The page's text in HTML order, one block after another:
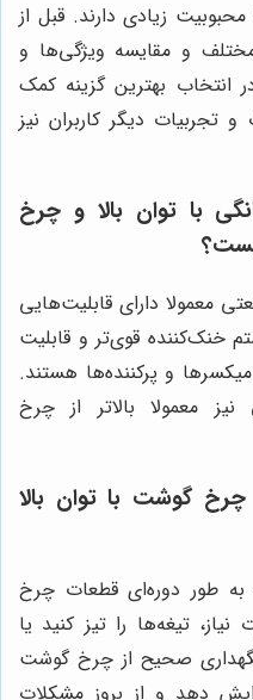
زیادی دارند. قبل از
و مقایسه ویژگی‌ها و
انتخاب بهترین گزینه کمک
تجربیات دیگر کاربران نیز
با توان بالا و چرخ
معمولا دارای قابلیت‌هایی
خنک‌کننده قوی‌تر و قابلیت
و پرکننده‌ها هستند.
معمولا بالاتر از چرخ
گوشت با توان بالا
به طور دوره‌ای قطعات چرخ
تیغه‌ها را تیز کنید یا
صحیح از چرخ گوشت
دهد و از بروز مشکلات